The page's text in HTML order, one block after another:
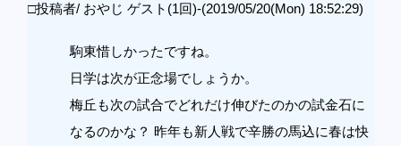
□投稿者/ おやじ ゲスト(1回)-(2019/05/20(Mon) 18:52:29)
駒東惜しかったですね。
日学は次が正念場でしょうか。
梅丘も次の試合でどれだけ伸びたのかの試金石に
なるのかな？ 昨年も新人戦で辛勝の馬込に春は快